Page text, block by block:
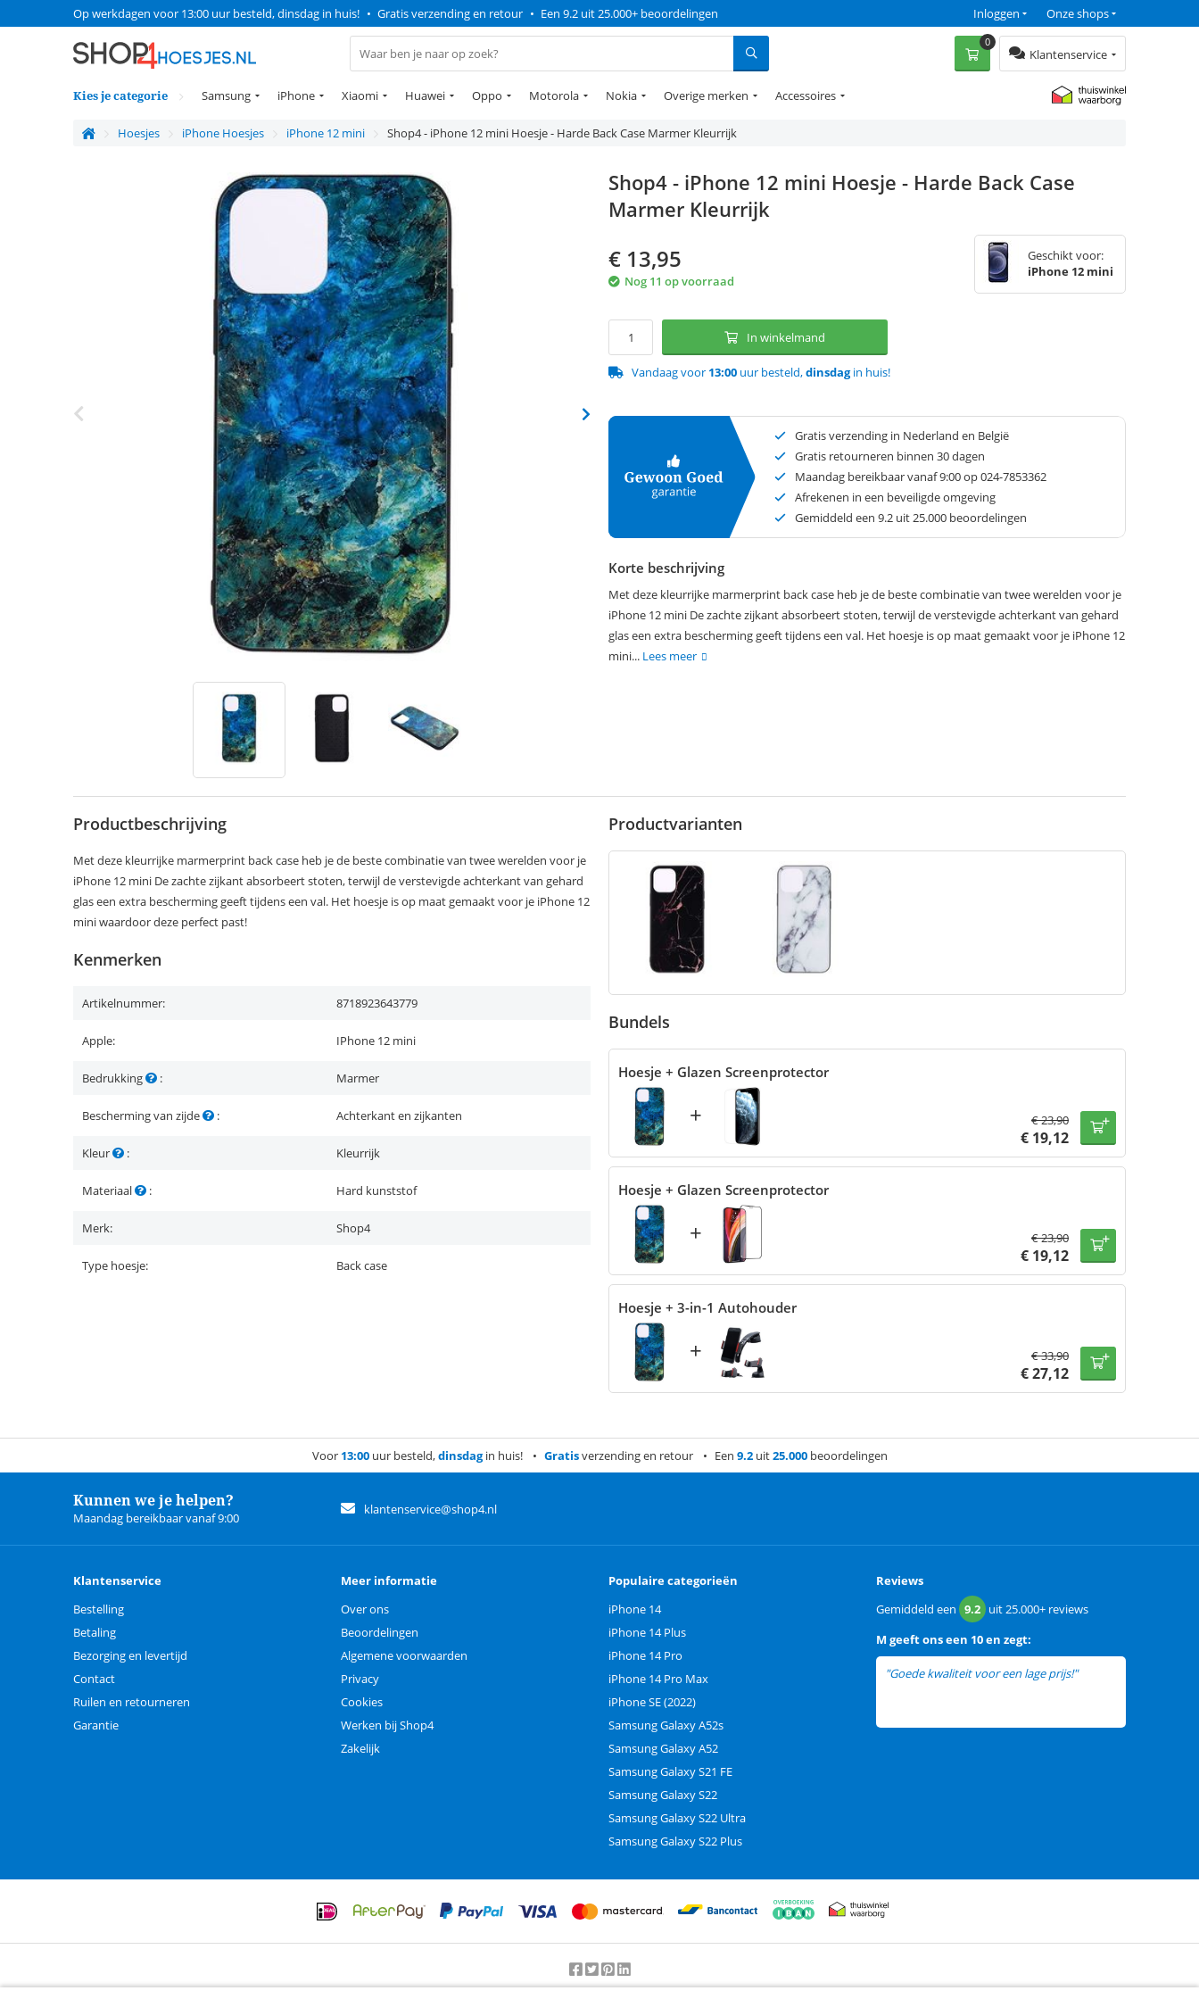
Op werkdagen voor 13:00 uur besteld, dinsdag in huis! • Gratis verzending en retour • Een 9.2 uit 25.000+ beoordelingen Onze shops
Inloggen
Klantenservice
0
Kies je categorie Samsung iPhone Xiaomi Huawei Oppo Motorola Nokia Overige merken Accessoires
Hoesjes iPhone Hoesjes iPhone 12 mini Shop4 - iPhone 12 mini Hoesje - Harde Back Case Marmer Kleurrijk
Shop4 - iPhone 12 mini Hoesje - Harde Back Case
Marmer Kleurrijk
€ 13,95
Nog 11 op voorraad
Geschikt voor:
iPhone 12 mini
In winkelmand
Vandaag voor 13:00 uur besteld,dinsdagin huis!
Gratis verzending in Nederland en België
Gratis retourneren binnen 30 dagen
Maandag bereikbaar vanaf 9:00 op 024-7853362
Afrekenen in een beveiligde omgeving
Gemiddeld een 9.2 uit 25.000 beoordelingen
Korte beschrijving
Met deze kleurrijke marmerprint back case heb je de beste combinatie van twee werelden voor je
iPhone 12 mini De zachte zijkant absorbeert stoten, terwijl de verstevigde achterkant van gehard
glas een extra bescherming geeft tijdens een val. Het hoesje is op maat gemaakt voor je iPhone 12
mini... Lees meer
Productbeschrijving
Met deze kleurrijke marmerprint back case heb je de beste combinatie van twee werelden voor je
iPhone 12 mini De zachte zijkant absorbeert stoten, terwijl de verstevigde achterkant van gehard
glas een extra bescherming geeft tijdens een val. Het hoesje is op maat gemaakt voor je iPhone 12
mini waardoor deze perfect past!
Kenmerken
Artikelnummer: 8718923643779
Apple: IPhone 12 mini
Bedrukking : Marmer
Bescherming van zijde : Achterkant en zijkanten
Kleur : Kleurrijk
Materiaal : Hard kunststof
Merk: Shop4
Type hoesje: Back case
Productvarianten
Bundels
Hoesje + Glazen Screenprotector
+ €23,90
€ 19,12
Hoesje + Glazen Screenprotector
+ €23,90
€ 19,12
Hoesje + 3-in-1 Autohouder
+ €33,90
€27,12
Voor 13:00uur besteld,dinsdagin huis! Gratisverzending en retour Een 9.2uit25.000beoordelingen
Kunnen we je helpen?
Maandag bereikbaar vanaf 9:00
klantenservice@shop4.nl
Klantenservice
Bestelling
Betaling
Bezorging en levertijd
Contact
Ruilen en retourneren
Garantie
Meer informatie
Over ons
Beoordelingen
Algemene voorwaarden
Privacy
Cookies
Werken bij Shop4
Zakelijk
Populaire categorieën
iPhone 14
iPhone 14 Plus
iPhone 14 Pro
iPhone 14 Pro Max
iPhone SE (2022)
Samsung Galaxy A52s
Samsung Galaxy A52
Samsung Galaxy S21 FE
Samsung Galaxy S22
Samsung Galaxy S22 Ultra
Samsung Galaxy S22 Plus
Reviews
Gemiddeld een 9.2 uit25.000+ reviews
Mgeeft ons een 10 en zegt:
"Goede kwaliteit voor een lage prijs!"
Beoordeling door klanten:9.2/10-25000beoordelingen